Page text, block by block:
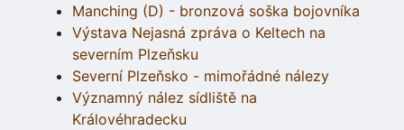
Manching (D) - bronzová soška bojovníka
Výstava Nejasná zpráva o Keltech na
severním Plzeňsku
Severní Plzeňsko - mimořádné nálezy
Významný nález sídliště na
Královéhradecku